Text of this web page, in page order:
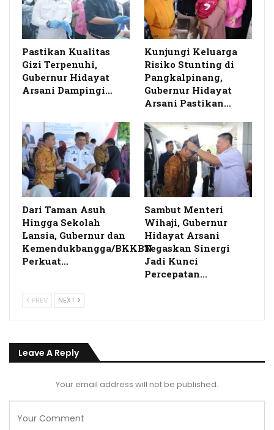
Pastikan Kualitas
Gizi Terpenuhi,
Gubernur Hidayat
Arsani Dampingi…
Kunjungi Keluarga
Risiko Stunting di
Pangkalpinang,
Gubernur Hidayat
Arsani Pastikan…
Dari Taman Asuh
Hingga Sekolah
Lansia, Gubernur dan
Kemendukbangga/BKKBN
Perkuat…
Sambut Menteri
Wihaji, Gubernur
Hidayat Arsani
Tegaskan Sinergi
Jadi Kunci
Percepatan…
PREV NEXT
Leave A Reply
Your email address will not be published.